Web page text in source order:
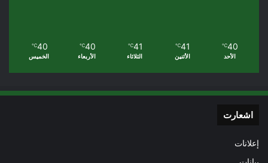
40
℃
الأحد
41
℃
الأثنين
41
℃
الثلاثاء
40
℃
الأربعاء
40
℃
الخميس
اشعارت
إعلانات